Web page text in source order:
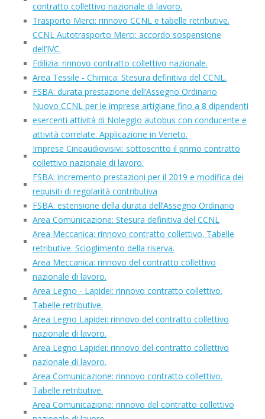
contratto collettivo nazionale di lavoro.
Trasporto Merci: rinnovo CCNL e tabelle retributive.
CCNL Autotrasporto Merci: accordo sospensione
dell’IVC.
Edilizia: rinnovo contratto collettivo nazionale.
Area Tessile - Chimica: Stesura definitiva del CCNL.
FSBA: durata prestazione dell’Assegno Ordinario
Nuovo CCNL per le imprese artigiane fino a 8 dipendenti
esercenti attività di Noleggio autobus con conducente e
attività correlate. Applicazione in Veneto.
Imprese Cineaudiovisivi: sottoscritto il primo contratto
collettivo nazionale di lavoro.
FSBA: incremento prestazioni per il 2019 e modifica dei
requisiti di regolarità contributiva
FSBA: estensione della durata dell’Assegno Ordinario
Area Comunicazione: Stesura definitiva del CCNL
Area Meccanica: rinnovo contratto collettivo. Tabelle
retributive. Scioglimento della riserva.
Area Meccanica: rinnovo del contratto collettivo
nazionale di lavoro.
Area Legno - Lapidei: rinnovo contratto collettivo.
Tabelle retributive.
Area Legno Lapidei: rinnovo del contratto collettivo
nazionale di lavoro.
Area Legno Lapidei: rinnovo del contratto collettivo
nazionale di lavoro.
Area Comunicazione: rinnovo contratto collettivo.
Tabelle retributive.
Area Comunicazione: rinnovo del contratto collettivo